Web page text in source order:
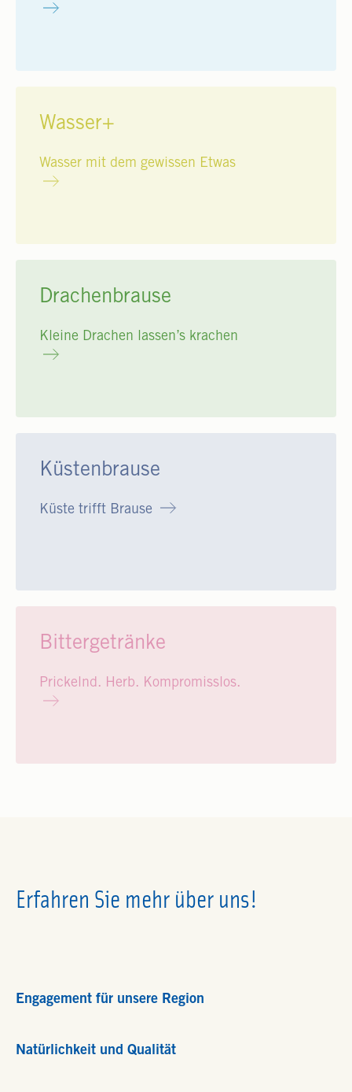
Wasser+
Wasser mit dem gewissen Etwas
Drachenbrause
Kleine Drachen lassen’s krachen
Küstenbrause
Küste trifft Brause
Bittergetränke
Prickelnd. Herb. Kompromisslos.
Erfahren Sie mehr über uns!
Engagement für unsere Region
Natürlichkeit und Qualität